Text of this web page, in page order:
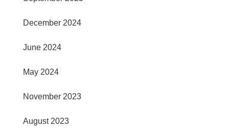
December 2024
June 2024
May 2024
November 2023
August 2023